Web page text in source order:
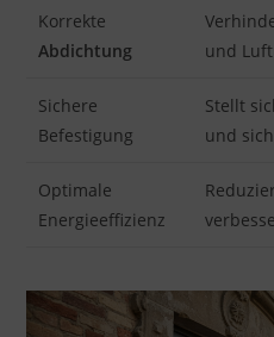
Korrekte
Abdichtung
und
Sichere
Befestigung
Stellt
und
Optimale
Energieeffizienz